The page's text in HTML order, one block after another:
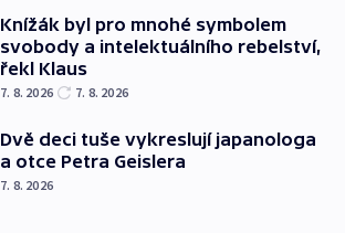
Knížák byl pro mnohé symbolem
svobody a intelektuálního rebelství,
řekl Klaus
7. 8. 2026 7. 8. 2026
Dvě deci tuše vykreslují japanologa
a otce Petra Geislera
7. 8. 2026